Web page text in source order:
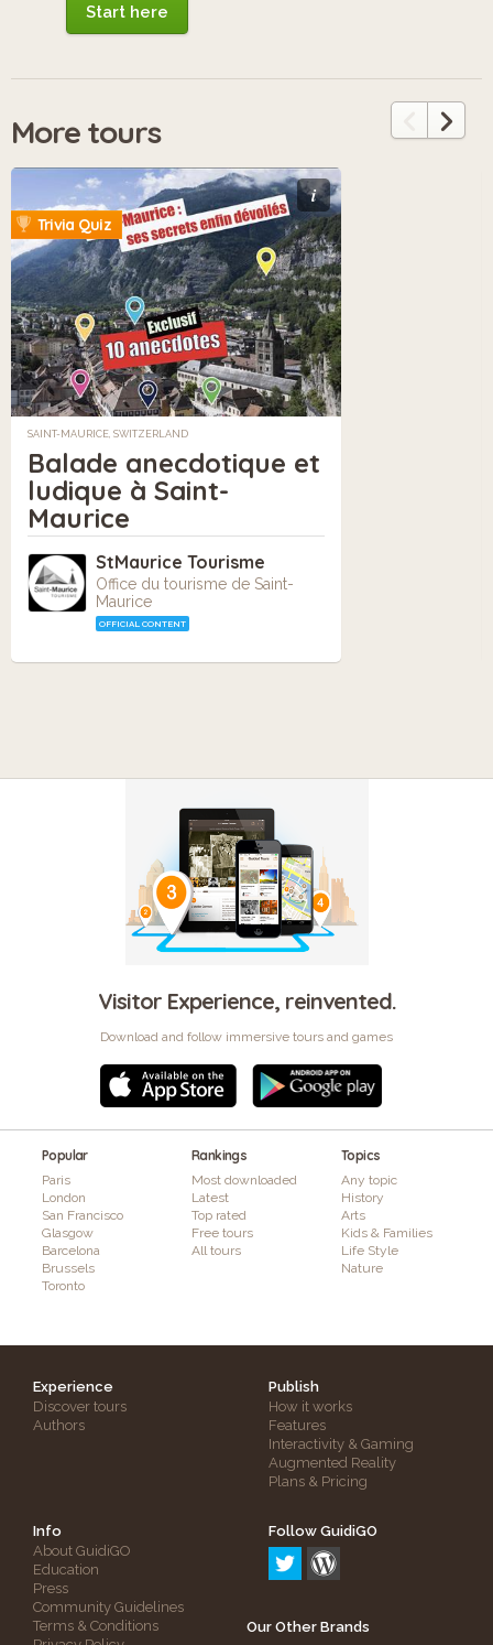
Start here
More tours
i
Trivia Quiz
SAINT-MAURICE, SWITZERLAND
Balade anecdotique et
ludique à Saint-
Maurice
StMaurice Tourisme
Office du tourisme de Saint-
Maurice
OFFICIAL CONTENT
Visitor Experience, reinvented.
Download and follow immersive tours and games
Popular
Paris
London
San Francisco
Glasgow
Barcelona
Brussels
Toronto
Rankings
Most downloaded
Latest
Top rated
Free tours
All tours
Topics
Any topic
History
Arts
Kids & Families
Life Style
Nature
Experience
Discover tours
Authors
Publish
How it works
Features
Interactivity & Gaming
Augmented Reality
Plans & Pricing
Info
About GuidiGO
Education
Press
Community Guidelines
Terms & Conditions
Follow GuidiGO
Our Other Brands